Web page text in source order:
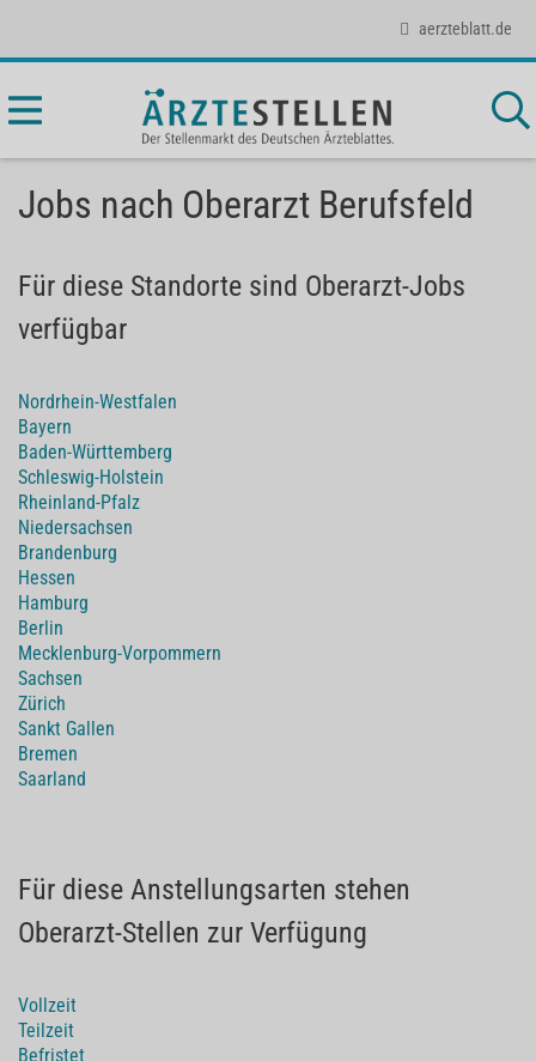
aerzteblatt.de
Jobs nach Oberarzt Berufsfeld
Für diese Standorte sind Oberarzt-Jobs
verfügbar
Nordrhein-Westfalen
Bayern
Baden-Württemberg
Schleswig-Holstein
Rheinland-Pfalz
Niedersachsen
Brandenburg
Hessen
Hamburg
Berlin
Mecklenburg-Vorpommern
Sachsen
Zürich
Sankt Gallen
Bremen
Saarland
Für diese Anstellungsarten stehen
Oberarzt-Stellen zur Verfügung
Vollzeit
Teilzeit
Befristet